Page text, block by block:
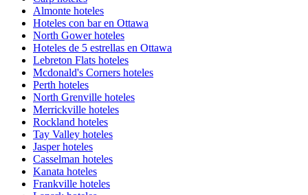
Almonte hoteles
Hoteles con bar en Ottawa
North Gower hoteles
Hoteles de 5 estrellas en Ottawa
Lebreton Flats hoteles
Mcdonald's Corners hoteles
Perth hoteles
North Grenville hoteles
Merrickville hoteles
Rockland hoteles
Tay Valley hoteles
Jasper hoteles
Casselman hoteles
Kanata hoteles
Frankville hoteles